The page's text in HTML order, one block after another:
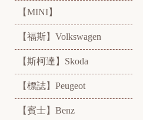
【MINI】
【福斯】Volkswagen
【斯柯達】Skoda
【標誌】Peugeot
【賓士】Benz